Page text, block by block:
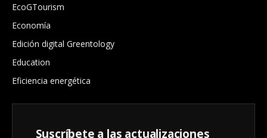
EcoGTourism
Economía
Edición digital Greentology
Education
Eficiencia energética
Suscríbete a las actualizaciones